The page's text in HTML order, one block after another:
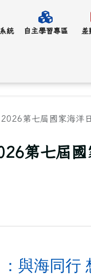
統 自主學習專區 差
第七屆國家海洋
第七屆國
與海同行